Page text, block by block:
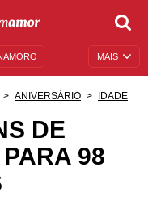
MAIS
ANIVERSÁRIO IDADE
DE
98